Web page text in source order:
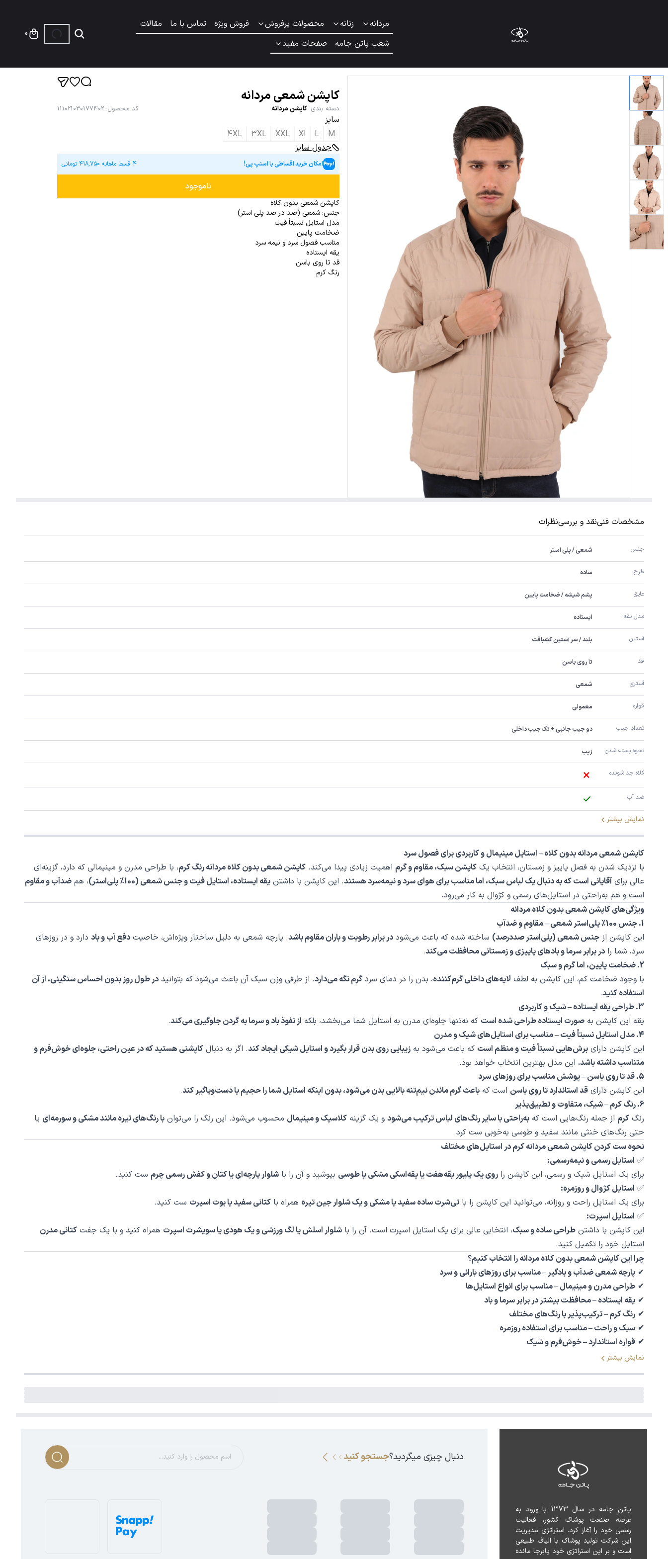
مردانه زنانه محصولات پرفروش فروش ویژه تماس با ما
مقالات
شعب پاتن جامه
صفحات مفید
0
کاپشن شمعی مردانه
دسته بندی: کاپشن مردانه کد محصول:
111021030177402
سایز
M
L
Xl
XXL
3XL
4XL
جدول سایز
امکان خرید اقساطی با اسنپ پی! 4 قسط ماهانه 418,750 تومانی
ناموجود
کاپشن شمعی بدون کلاه
جنس: شمعی (صد در صد پلی استر)
مدل استایل نسبتاً فیت
ضخامت پایین
مناسب فصول سرد و نیمه سرد
یقه ایستاده
قد تا روی باسن
رنگ کرم
مشخصات فنینقد و بررسینظرات
جنس شمعی / پلی استر
طرح ساده
عایق پشم شیشه / ضخامت پایین
مدل یقه ایستاده
آستین بلند / سر آستین کشبافت
قد تا روی باسن
آستری شمعی
قواره معمولی
تعداد جیب دو جیب جانبی + تک جیب داخلی
نحوه بسته شدن زیپ
کلاه جداشونده
ضد آب
نمایش بیشتر
کاپشن شمعی مردانه بدون کلاه – استایل مینیمال و کاربردی برای فصول سرد
با نزدیک شدن به فصل پاییز و زمستان، انتخاب یک کاپشن سبک، مقاوم و گرم اهمیت زیادی پیدا می‌کند. کاپشن شمعی بدون کلاه مردانه رنگ کرم، با طراحی مدرن و مینیمالی که دارد، گزینه‌ای
عالی برای آقایانی است که به دنبال یک لباس سبک، اما مناسب برای هوای سرد و نیمه‌سرد هستند. این کاپشن با داشتن یقه ایستاده، استایل فیت و جنس شمعی (100٪ پلی‌استر) ، هم ضدآب و مقاوم
است و هم به‌راحتی در استایل‌های رسمی و کژوال به کار می‌رود.
ویژگی‌های کاپشن شمعی بدون کلاه مردانه
1. جنس 100٪ پلی‌استر شمعی – مقاوم و ضدآب
این کاپشن از جنس شمعی (پلی‌استر صددرصد) ساخته شده که باعث می‌شود در برابر رطوبت و باران مقاوم باشد. پارچه شمعی به دلیل ساختار ویژه‌اش، خاصیت دفع آب و باد دارد و در روزهای
سرد، شما را در برابر سرما و بادهای پاییزی و زمستانی محافظت می‌کند.
2. ضخامت پایین، اما گرم و سبک
با وجود ضخامت کم، این کاپشن به لطف لایه‌های داخلی گرم‌کننده، بدن را در دمای سرد گرم نگه می‌دارد. از طرفی وزن سبک آن باعث می‌شود که بتوانید در طول روز بدون احساس سنگینی، از آن
استفاده کنید.
3. طراحی یقه ایستاده – شیک و کاربردی
یقه این کاپشن به صورت ایستاده طراحی شده است که نه‌تنها جلوه‌ای مدرن به استایل شما می‌بخشد، بلکه از نفوذ باد و سرما به گردن جلوگیری می‌کند.
4. مدل استایل نسبتاً فیت – مناسب برای استایل‌های شیک و مدرن
این کاپشن دارای برش‌هایی نسبتاً فیت و منظم است که باعث می‌شود به زیبایی روی بدن قرار بگیرد و استایل شیکی ایجاد کند. اگر به دنبال کاپشنی هستید که در عین راحتی، جلوه‌ای خوش‌فرم و
متناسب داشته باشد، این مدل بهترین انتخاب خواهد بود.
5. قد تا روی باسن – پوشش مناسب برای روزهای سرد
این کاپشن دارای قد استاندارد تا روی باسن است که باعث گرم ماندن نیم‌تنه بالایی بدن می‌شود، بدون اینکه استایل شما را حجیم یا دست‌وپاگیر کند.
6. رنگ کرم – شیک، متفاوت و تطبیق‌پذیر
رنگ کرم از جمله رنگ‌هایی است که به‌راحتی با سایر رنگ‌های لباس ترکیب می‌شود و یک گزینه کلاسیک و مینیمال محسوب می‌شود. این رنگ را می‌توان با رنگ‌های تیره مانند مشکی و سورمه‌ای یا
حتی رنگ‌های خنثی مانند سفید و طوسی به‌خوبی ست کرد.
نحوه ست کردن کاپشن شمعی مردانه کرم در استایل‌های مختلف
✅ استایل رسمی و نیمه‌رسمی:
برای یک استایل شیک و رسمی، این کاپشن را روی یک پلیور یقه‌هفت یا یقه‌اسکی مشکی یا طوسی بپوشید و آن را با شلوار پارچه‌ای یا کتان و کفش رسمی چرم ست کنید.
✅ استایل کژوال و روزمره:
برای یک استایل راحت و روزانه، می‌توانید این کاپشن را با تی‌شرت ساده سفید یا مشکی و یک شلوار جین تیره همراه با کتانی سفید یا بوت اسپرت ست کنید.
✅ استایل اسپرت:
این کاپشن با داشتن طراحی ساده و سبک، انتخابی عالی برای یک استایل اسپرت است. آن را با شلوار اسلش یا لگ ورزشی و یک هودی یا سویشرت اسپرت همراه کنید و با یک جفت کتانی مدرن
استایل خود را تکمیل کنید.
چرا این کاپشن شمعی بدون کلاه مردانه را انتخاب کنیم؟
✔ پارچه شمعی ضدآب و بادگیر – مناسب برای روزهای بارانی و سرد
✔ طراحی مدرن و مینیمال – مناسب برای انواع استایل‌ها
✔ یقه ایستاده – محافظت بیشتر در برابر سرما و باد
✔ رنگ کرم – ترکیب‌پذیر با رنگ‌های مختلف
✔ سبک و راحت – مناسب برای استفاده روزمره
✔ قواره استاندارد – خوش‌فرم و شیک
نمایش بیشتر
دنبال چیزی میگردید؟جستجو کنید